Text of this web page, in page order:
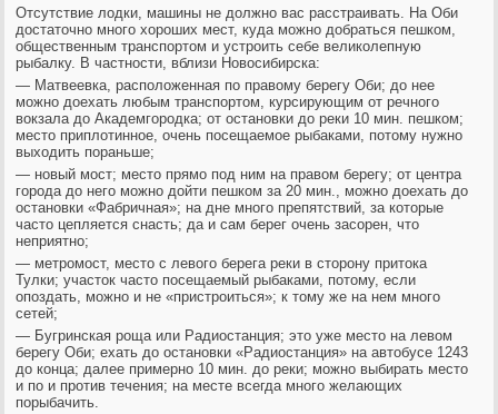
Отсутствие лодки, машины не должно вас расстраивать. На Оби
достаточно много хороших мест, куда можно добраться пешком,
общественным транспортом и устроить себе великолепную
рыбалку. В частности, вблизи Новосибирска:
— Матвеевка, расположенная по правому берегу Оби; до нее
можно доехать любым транспортом, курсирующим от речного
вокзала до Академгородка; от остановки до реки 10 мин. пешком;
место приплотинное, очень посещаемое рыбаками, потому нужно
выходить пораньше;
— новый мост; место прямо под ним на правом берегу; от центра
города до него можно дойти пешком за 20 мин., можно доехать до
остановки «Фабричная»; на дне много препятствий, за которые
часто цепляется снасть; да и сам берег очень засорен, что
неприятно;
— метромост, место с левого берега реки в сторону притока
Тулки; участок часто посещаемый рыбаками, потому, если
опоздать, можно и не «пристроиться»; к тому же на нем много
сетей;
— Бугринская роща или Радиостанция; это уже место на левом
берегу Оби; ехать до остановки «Радиостанция» на автобусе 1243
до конца; далее примерно 10 мин. до реки; можно выбирать место
и по и против течения; на месте всегда много желающих
порыбачить.